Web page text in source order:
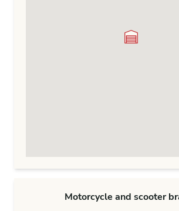
Motorcycle and scooter